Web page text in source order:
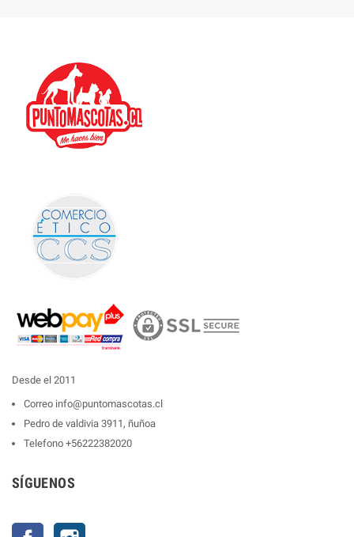
Desde el 2011
Correo info@puntomascotas.cl
Pedro de valdivia 3911, ñuñoa
Telefono +56222382020
SÍGUENOS
Facebook